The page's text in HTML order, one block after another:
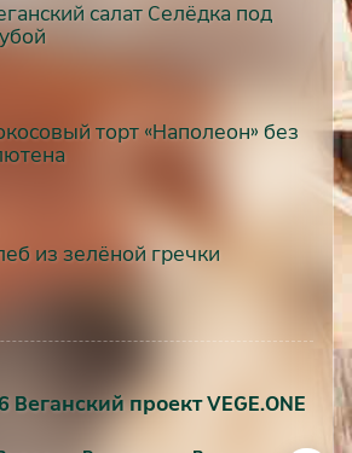
салат Селёдка под
торт «Наполеон» без
из зелёной гречки
проект VEGE.ONE